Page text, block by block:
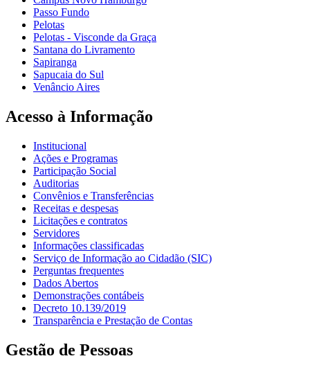
Passo Fundo
Pelotas
Pelotas - Visconde da Graça
Santana do Livramento
Sapiranga
Sapucaia do Sul
Venâncio Aires
Acesso à Informação
Institucional
Ações e Programas
Participação Social
Auditorias
Convênios e Transferências
Receitas e despesas
Licitações e contratos
Servidores
Informações classificadas
Serviço de Informação ao Cidadão (SIC)
Perguntas frequentes
Dados Abertos
Demonstrações contábeis
Decreto 10.139/2019
Transparência e Prestação de Contas
Gestão de Pessoas